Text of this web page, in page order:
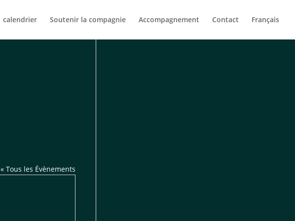
calendrier Soutenir la compagnie Accompagnement Contact Français
« Tous les Évènements